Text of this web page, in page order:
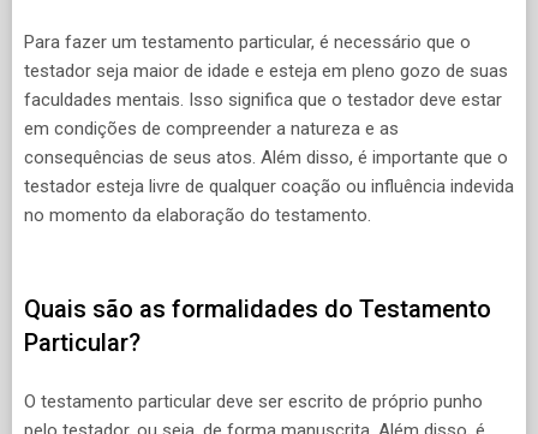
Para fazer um testamento particular, é necessário que o
testador seja maior de idade e esteja em pleno gozo de suas
faculdades mentais. Isso significa que o testador deve estar
em condições de compreender a natureza e as
consequências de seus atos. Além disso, é importante que o
testador esteja livre de qualquer coação ou influência indevida
no momento da elaboração do testamento.
Quais são as formalidades do Testamento
Particular?
O testamento particular deve ser escrito de próprio punho